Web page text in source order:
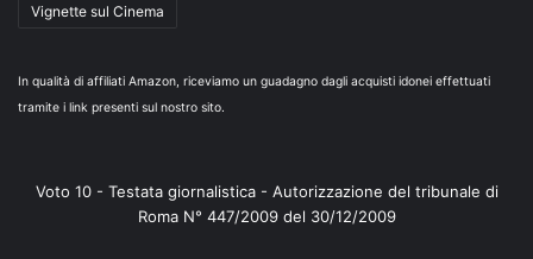
Vignette sul Cinema
In qualità di affiliati Amazon, riceviamo un guadagno dagli acquisti idonei effettuati
tramite i link presenti sul nostro sito.
Voto 10 - Testata giornalistica - Autorizzazione del tribunale di
Roma N° 447/2009 del 30/12/2009